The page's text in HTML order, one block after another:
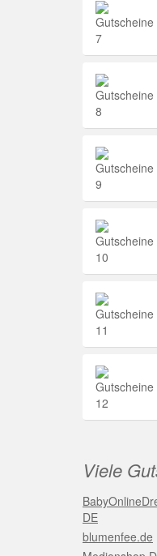
Viele
DE
blumenfee.de